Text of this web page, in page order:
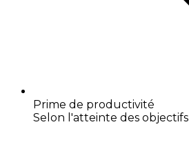
Prime de productivité
Selon l'atteinte des objectifs